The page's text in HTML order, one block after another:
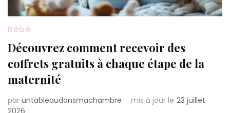
Bébé
Découvrez comment recevoir des
coffrets gratuits à chaque étape de la
maternité
par untableaudansmachambre mis à jour le 23 juillet
2026